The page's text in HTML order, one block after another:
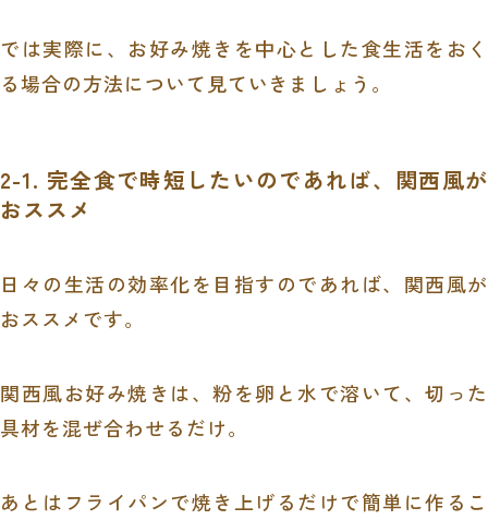
では実際に、お好み焼きを中心とした食生活をおく
る場合の方法について見ていきましょう。
2-1. 完全食で時短したいのであれば、関西風が
おススメ
日々の生活の効率化を目指すのであれば、関西風が
おススメです。
関西風お好み焼きは、粉を卵と水で溶いて、切った
具材を混ぜ合わせるだけ。
あとはフライパンで焼き上げるだけで簡単に作るこ